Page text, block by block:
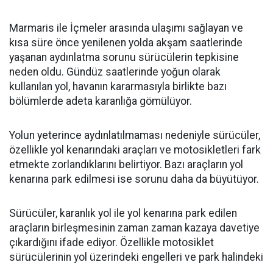
Marmaris ile İçmeler arasında ulaşımı sağlayan ve
kısa süre önce yenilenen yolda akşam saatlerinde
yaşanan aydınlatma sorunu sürücülerin tepkisine
neden oldu. Gündüz saatlerinde yoğun olarak
kullanılan yol, havanın kararmasıyla birlikte bazı
bölümlerde adeta karanlığa gömülüyor.
Yolun yeterince aydınlatılmaması nedeniyle sürücüler,
özellikle yol kenarındaki araçları ve motosikletleri fark
etmekte zorlandıklarını belirtiyor. Bazı araçların yol
kenarına park edilmesi ise sorunu daha da büyütüyor.
Sürücüler, karanlık yol ile yol kenarına park edilen
araçların birleşmesinin zaman zaman kazaya davetiye
çıkardığını ifade ediyor. Özellikle motosiklet
sürücülerinin yol üzerindeki engelleri ve park halindeki